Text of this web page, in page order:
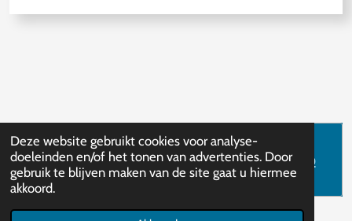
Deze website gebruikt cookies voor analyse-
doeleinden en/of het tonen van advertenties. Door
gebruik te blijven maken van de site gaat u hiermee
akkoord.
Maak jouw eigen website met JouwWeb